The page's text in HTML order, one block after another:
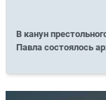
В канун
Павла состоялось